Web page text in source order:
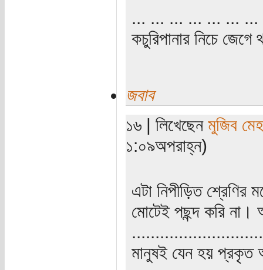
... ... ... ... ... ...
কচুরিপানার নিচে জেগে
জবাব
১৬ | লিখেছেন মুজিব
১:০৯অপরাহ্ন)
এটা নিপীড়িত
মোটেই পছন্দ করি
মানুষই যেন হয়